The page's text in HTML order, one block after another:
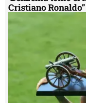
Cristiano Ronaldo”